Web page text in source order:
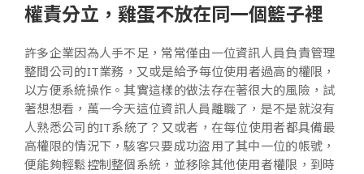
權責分立，雞蛋不放在同一個籃子裡
許多企業因為人手不足，常常僅由一位資訊人員負責管理
整間公司的IT業務，又或是給予每位使用者過高的權限，
以方便系統操作。其實這樣的做法存在著很大的風險，試
著想想看，萬一今天這位資訊人員離職了，是不是就沒有
人熟悉公司的IT系統了？又或者，在每位使用者都具備最
高權限的情況下，駭客只要成功盜用了其中一位的帳號，
便能夠輕鬆控制整個系統，並移除其他使用者權限，到時